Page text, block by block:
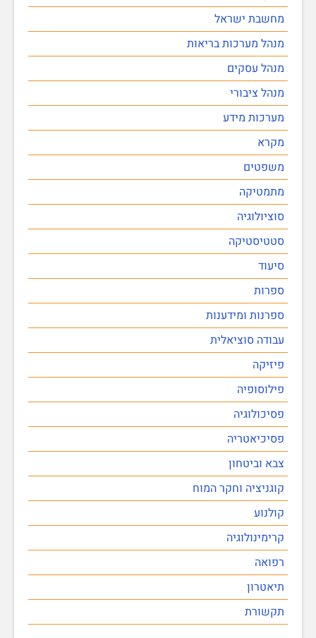
מחשבת ישראל
מנהל מערכות בריאות
מנהל עסקים
מנהל ציבורי
מערכות מידע
מקרא
משפטים
מתמטיקה
סוציולוגיה
סטטיסטיקה
סיעוד
ספרות
ספרנות ומידענות
עבודה סוציאלית
פיזיקה
פילוסופיה
פסיכולוגיה
פסיכיאטריה
צבא וביטחון
קוגניציה וחקר המוח
קולנוע
קרימינולוגיה
רפואה
תיאטרון
תקשורת